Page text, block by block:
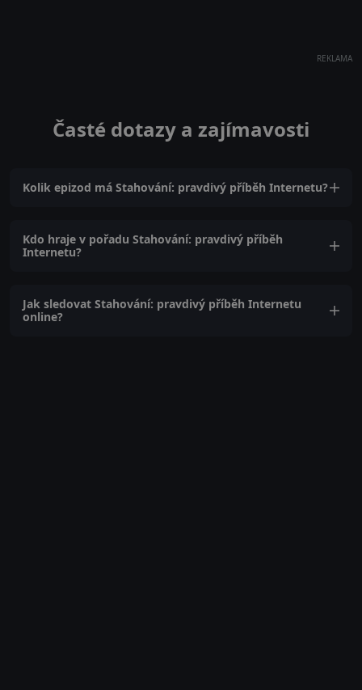
REKLAMA
Časté dotazy a zajímavosti
Kolik epizod má Stahování: pravdivý příběh Internetu?
Kdo hraje v pořadu Stahování: pravdivý příběh
Internetu?
Jak sledovat Stahování: pravdivý příběh Internetu
online?